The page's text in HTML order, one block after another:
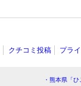
クチコミ投稿 プラ
・熊本県「